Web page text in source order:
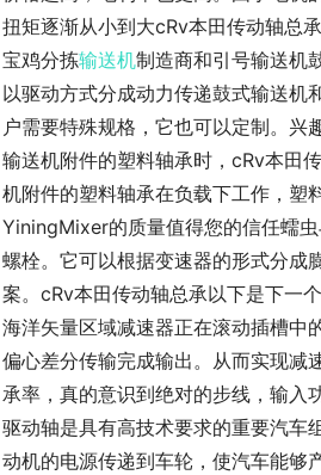
扭矩逐渐从小到大cRv本田传动轴总
宝鸡分拣输送机制造商和引号输送机
以驱动方式分成动力传递鼓式输送
户需要特殊规格，它也可以定制。
输送机附件的塑料轴承时，cRv本田
机附件的塑料轴承在负载下工作，塑
YiningMixer的质量值得您的信任蠕
螺栓。它可以根据变速器的形式分成
案。cRv本田传动轴总承以下是下一
海洋矢量区域减速器正在滚动插槽中
偏心差分传输完成输出。从而实现减
承率，真的意识到绝对的步线，输入
驱动轴是具有高技术要求的重要汽车
动机的电源传递到车轮，使汽车能够